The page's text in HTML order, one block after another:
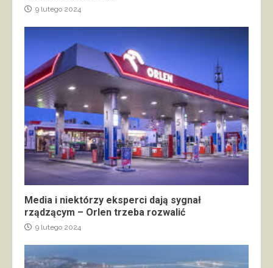
9 lutego 2024
Media i niektórzy eksperci dają sygnał
rządzącym – Orlen trzeba rozwalić
9 lutego 2024